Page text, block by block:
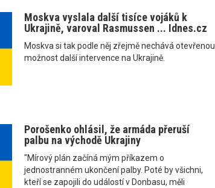
Moskva vyslala další tisíce vojáků k
Ukrajině, varoval Rasmussen ... Idnes.cz
Moskva si tak podle něj zřejmě nechává otevřenou
možnost další intervence na Ukrajině.
Porošenko ohlásil, že armáda přeruší
palbu na východě Ukrajiny
"Mírový plán začíná mým příkazem o
jednostranném ukončení palby. Poté by všichni,
kteří se zapojili do událostí v Donbasu, měli